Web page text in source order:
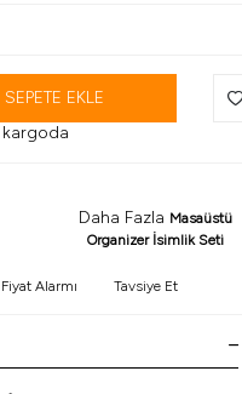
SEPETE EKLE
Daha Fazla Masaüstü
Organizer İsimlik Seti
Fiyat Alarmı Tavsiye Et